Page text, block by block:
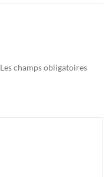
Les champs obligatoires